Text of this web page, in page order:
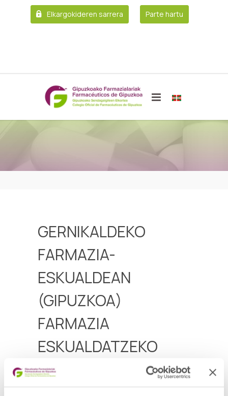
Elkargokideren sarrera Parte hartu
GERNIKALDEKO
FARMAZIA-
ESKUALDEAN
(GIPUZKOA)
FARMAZIA
ESKUALDATZEKO
PROPOSAMENA